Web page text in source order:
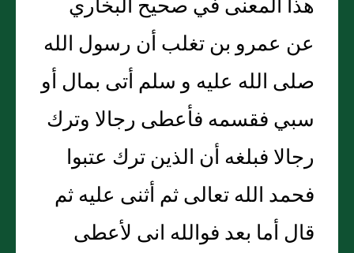
عن عمرو بن تغلب أن رسول الله
صلى الله عليه و سلم أتى بمال أو
سبي فقسمه فأعطى رجالا وترك
رجالا فبلغه أن الذين ترك عتبوا
فحمد الله تعالى ثم أثنى عليه ثم
قال أما بعد فوالله انى لأعطى